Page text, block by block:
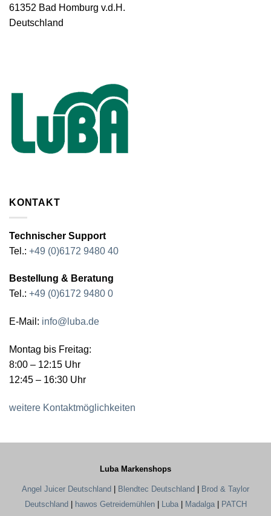
61352 Bad Homburg v.d.H.
Deutschland
KONTAKT
Technischer Support
Tel.: +49 (0)6172 9480 40
Bestellung & Beratung
Tel.: +49 (0)6172 9480 0
E-Mail: info@luba.de
Montag bis Freitag:
8:00 – 12:15 Uhr
12:45 – 16:30 Uhr
weitere Kontaktmöglichkeiten
Luba Markenshops
Angel Juicer Deutschland | Blendtec Deutschland | Brod & Taylor
Deutschland| hawos Getreidemühlen| Luba| Madalga| PATCH